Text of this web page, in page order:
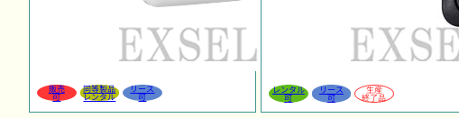
販売
可
同等製品
レンタル
リース
可
レンタル
可
リース
可
生産
終了品